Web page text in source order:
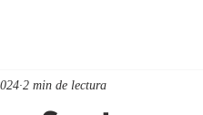
2 min de lectura